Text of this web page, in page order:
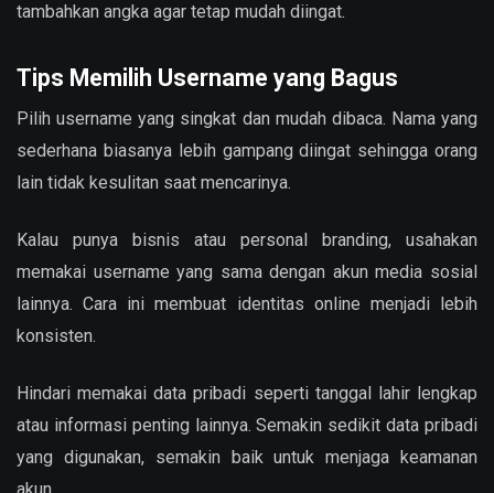
tambahkan angka agar tetap mudah diingat.
Tips Memilih Username yang Bagus
Pilih username yang singkat dan mudah dibaca. Nama yang
sederhana biasanya lebih gampang diingat sehingga orang
lain tidak kesulitan saat mencarinya.
Kalau punya bisnis atau personal branding, usahakan
memakai username yang sama dengan akun media sosial
lainnya. Cara ini membuat identitas online menjadi lebih
konsisten.
Hindari memakai data pribadi seperti tanggal lahir lengkap
atau informasi penting lainnya. Semakin sedikit data pribadi
yang digunakan, semakin baik untuk menjaga keamanan